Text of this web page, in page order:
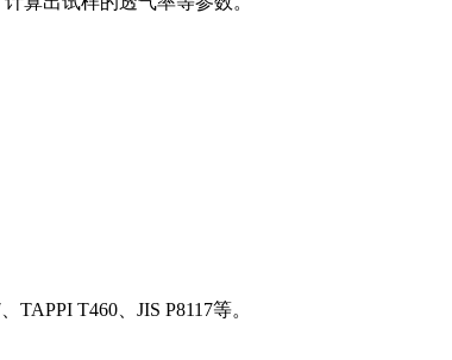
T460、JIS P8117等。